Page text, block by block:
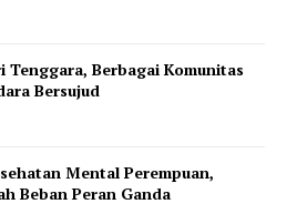
Tenggara, Berbagai Komunitas
Bersujud
Mental Perempuan,
Beban Peran Ganda